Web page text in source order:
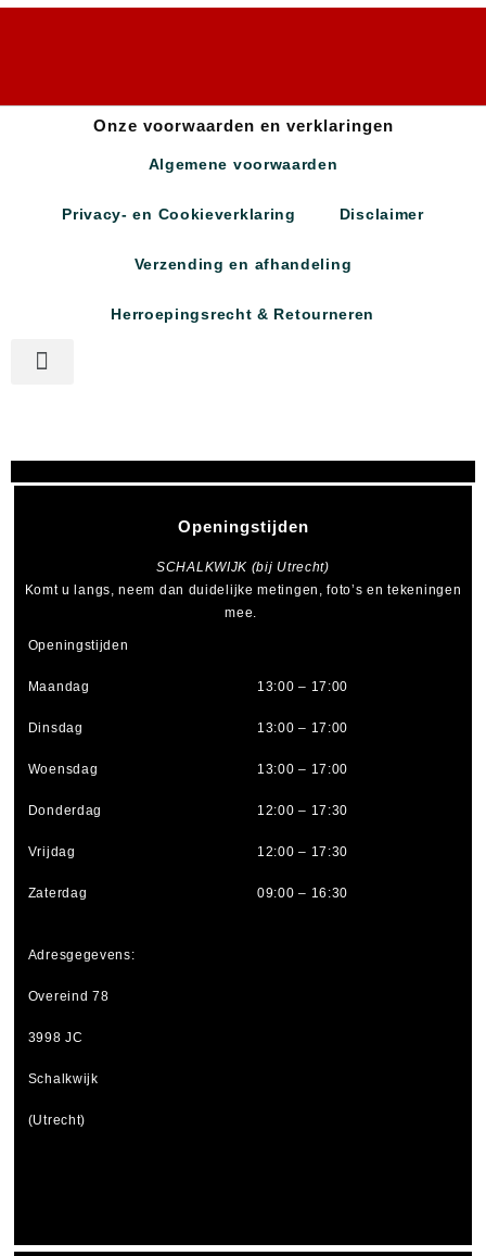
Onze voorwaarden en verklaringen
Algemene voorwaarden
Privacy- en Cookieverklaring Disclaimer
Verzending en afhandeling
Herroepingsrecht & Retourneren
Openingstijden
SCHALKWIJK (bij Utrecht)
Komt u langs, neem dan duidelijke metingen, foto’s en tekeningen
mee.
Openingstijden
Maandag 13:00 – 17:00
Dinsdag 13:00 – 17:00
Woensdag 13:00 – 17:00
Donderdag 12:00 – 17:30
Vrijdag 12:00 – 17:30
Zaterdag 09:00 – 16:30
Adresgegevens:
Overeind 78
3998 JC
Schalkwijk
(Utrecht)